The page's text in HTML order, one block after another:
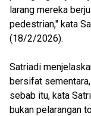
larang mereka
pedestrian," kata
(18/2/2026).
Satriadi
bersifat sementara,
sebab itu, kata
bukan pelarangan